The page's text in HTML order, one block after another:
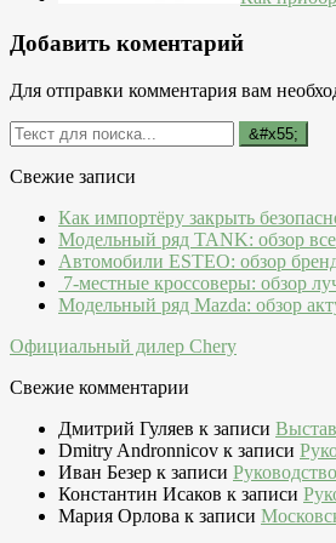
Добавить коментарий
Для отправки комментария вам
Свежие записи
Как импортёру закрыть
Модельный ряд TANK: обзор
Автомобили ESTEO: обзор
7-местные кроссоверы: обзор
Модельный ряд Mazda: обзор
Официальный дилер Chery
Свежие комментарии
Дмитрий Гуляев к записи
Dmitry Andronnicov к записи
Иван Безер к записи
Константин Исаков к записи
Мария Орлова к записи